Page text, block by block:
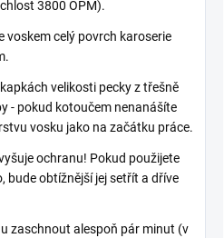
3800 OPM).
voskem celý povrch karoserie
velikosti pecky z třešně
- pokud kotoučem nenanášíte
vosku jako na začátku práce.
ochranu! Pokud použijete
bude obtížnější jej setřít a dříve
zaschnout alespoň pár minut (v